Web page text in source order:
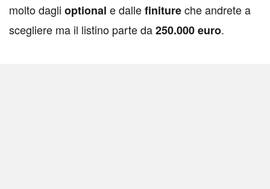
molto dagli optional e dallefinitureche andrete a
scegliere ma il listino parte da250.000 euro.